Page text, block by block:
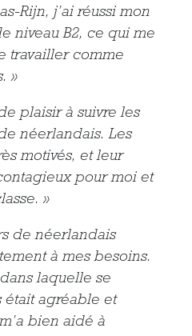
Rijn, j’ai réussi mon
niveau B2, ce qui me
travailler comme
»
plaisir à suivre les
néerlandais. Les
motivés, et leur
pour moi et
»
de néerlandais
à mes besoins.
laquelle se
était agréable et
bien aidé à